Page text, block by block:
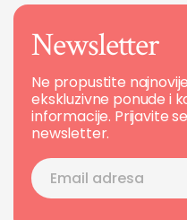
Newsletter
Ne propustite
ekskluzivne ponude i
informacije. Prijavite
newsletter.